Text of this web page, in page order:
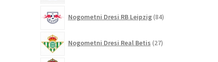
Nogometni Dresi RB Leipzig 84izdelkov
Nogometni Dresi Real Betis 27izdelkov